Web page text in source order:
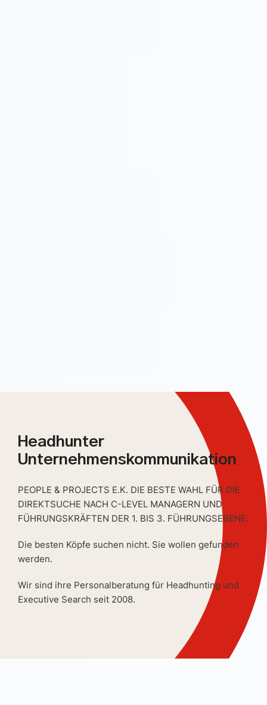
Headhunter
Unternehmenskommunikation
PEOPLE & PROJECTS E.K. DIE BESTE WAHL FÜR DIE
DIREKTSUCHE NACH C-LEVEL MANAGERN UND
FÜHRUNGSKRÄFTEN DER 1. BIS 3. FÜHRUNGSEBENE.
Die besten Köpfe suchen nicht. Sie wollen gefunden
werden.
Wir sind ihre Personalberatung für Headhunting und
Executive Search seit 2008.